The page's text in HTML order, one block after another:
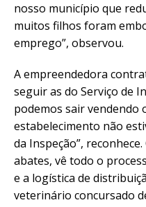
nosso município que
muitos filhos foram
emprego”, observou.
A empreendedora
seguir as do Serviço de
podemos sair vendendo
estabelecimento não
da Inspeção”,
abates, vê todo o
e a logística de
veterinário concursado